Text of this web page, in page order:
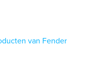
van Fender